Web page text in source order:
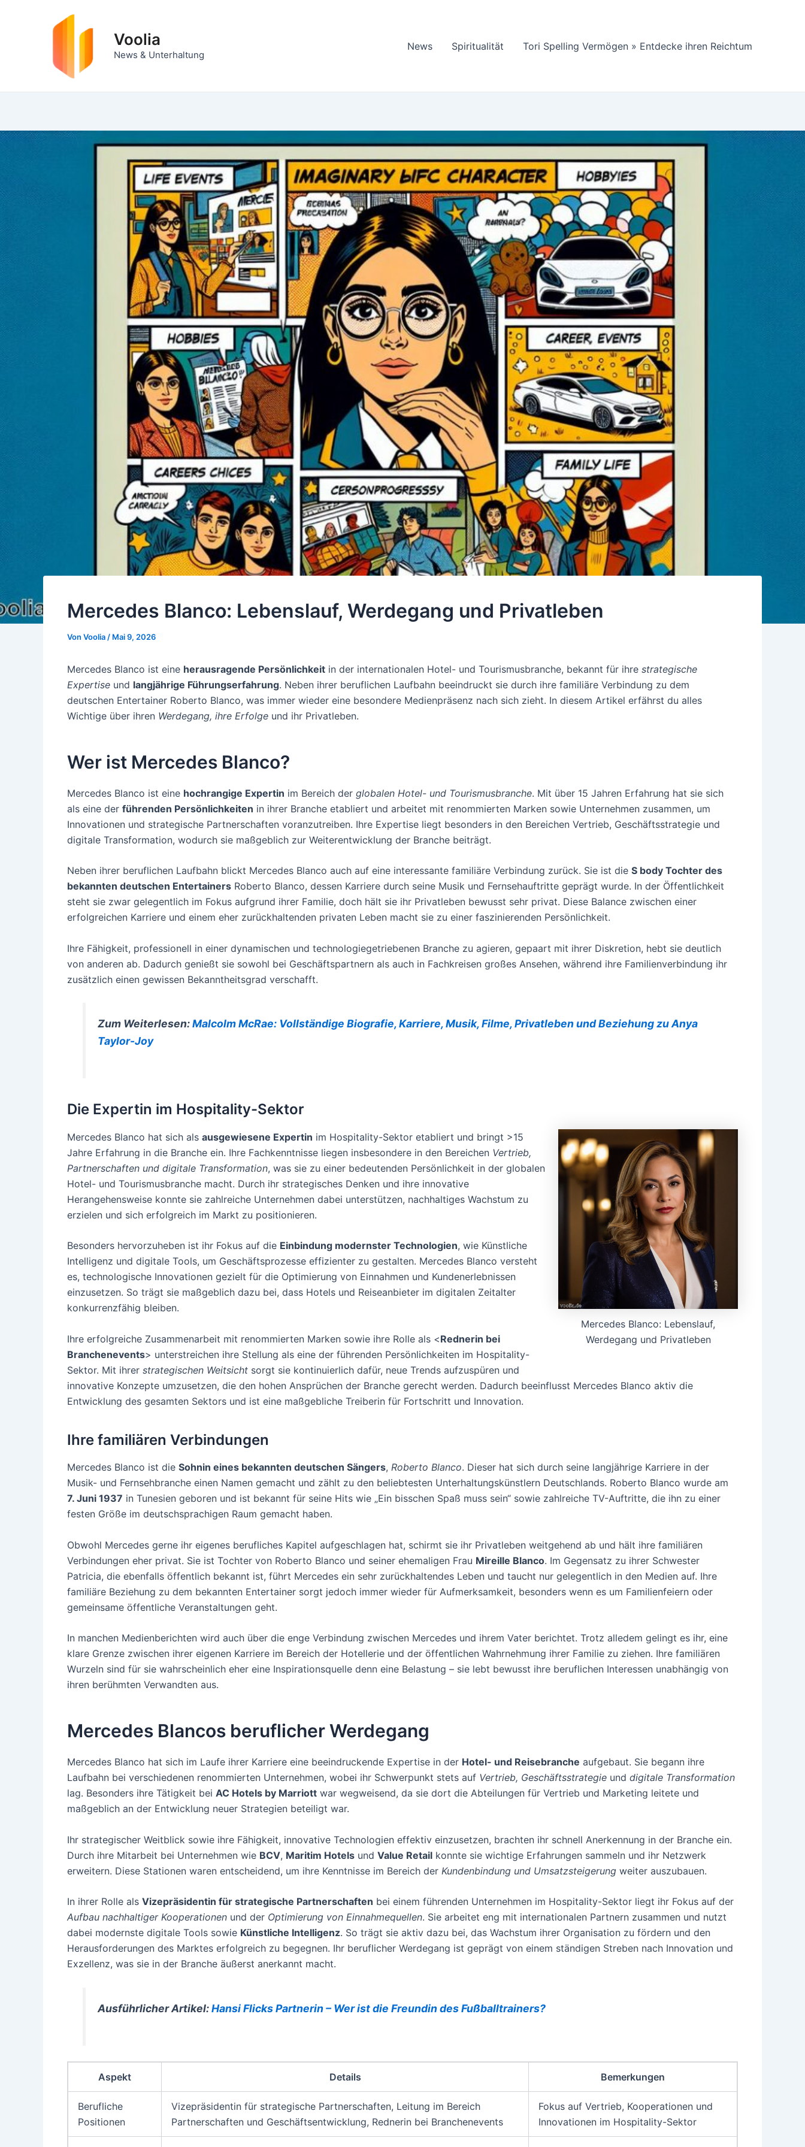
Voolia
News & Unterhaltung
News Spiritualität Tori Spelling Vermögen » Entdecke ihren Reichtum
Mercedes Blanco: Lebenslauf, Werdegang und Privatleben
Von Voolia / Mai 9, 2026
Mercedes Blanco ist eine herausragende Persönlichkeit in der internationalen Hotel- und Tourismusbranche, bekannt für ihre strategische
Expertise und langjährige Führungserfahrung. Neben ihrer beruflichen Laufbahn beeindruckt sie durch ihre familiäre Verbindung zu dem
deutschen Entertainer Roberto Blanco, was immer wieder eine besondere Medienpräsenz nach sich zieht. In diesem Artikel erfährst du alles
Wichtige über ihren Werdegang, ihre Erfolge und ihr Privatleben.
Wer ist Mercedes Blanco?
Mercedes Blanco ist eine hochrangige Expertin im Bereich der globalen Hotel- und Tourismusbranche. Mit über 15 Jahren Erfahrung hat sie sich
als eine der führenden Persönlichkeiten in ihrer Branche etabliert und arbeitet mit renommierten Marken sowie Unternehmen zusammen, um
Innovationen und strategische Partnerschaften voranzutreiben. Ihre Expertise liegt besonders in den Bereichen Vertrieb, Geschäftsstrategie und
digitale Transformation, wodurch sie maßgeblich zur Weiterentwicklung der Branche beiträgt.
Neben ihrer beruflichen Laufbahn blickt Mercedes Blanco auch auf eine interessante familiäre Verbindung zurück. Sie ist die S body Tochter des
bekannten deutschen Entertainers Roberto Blanco, dessen Karriere durch seine Musik und Fernsehauftritte geprägt wurde. In der Öffentlichkeit
steht sie zwar gelegentlich im Fokus aufgrund ihrer Familie, doch hält sie ihr Privatleben bewusst sehr privat. Diese Balance zwischen einer
erfolgreichen Karriere und einem eher zurückhaltenden privaten Leben macht sie zu einer faszinierenden Persönlichkeit.
Ihre Fähigkeit, professionell in einer dynamischen und technologiegetriebenen Branche zu agieren, gepaart mit ihrer Diskretion, hebt sie deutlich
von anderen ab. Dadurch genießt sie sowohl bei Geschäftspartnern als auch in Fachkreisen großes Ansehen, während ihre Familienverbindung ihr
zusätzlich einen gewissen Bekanntheitsgrad verschafft.
Zum Weiterlesen:Malcolm McRae: Vollständige Biografie, Karriere, Musik, Filme, Privatleben und Beziehung zu Anya
Taylor-Joy
Die Expertin im Hospitality-Sektor
Mercedes Blanco: Lebenslauf,
Werdegang und Privatleben
Mercedes Blanco hat sich als ausgewiesene Expertin im Hospitality-Sektor etabliert und bringt >15
Jahre Erfahrung in die Branche ein. Ihre Fachkenntnisse liegen insbesondere in den Bereichen Vertrieb,
Partnerschaften und digitale Transformation, was sie zu einer bedeutenden Persönlichkeit in der globalen
Hotel- und Tourismusbranche macht. Durch ihr strategisches Denken und ihre innovative
Herangehensweise konnte sie zahlreiche Unternehmen dabei unterstützen, nachhaltiges Wachstum zu
erzielen und sich erfolgreich im Markt zu positionieren.
Besonders hervorzuheben ist ihr Fokus auf die Einbindung modernster Technologien, wie Künstliche
Intelligenz und digitale Tools, um Geschäftsprozesse effizienter zu gestalten. Mercedes Blanco versteht
es, technologische Innovationen gezielt für die Optimierung von Einnahmen und Kundenerlebnissen
einzusetzen. So trägt sie maßgeblich dazu bei, dass Hotels und Reiseanbieter im digitalen Zeitalter
konkurrenzfähig bleiben.
Ihre erfolgreiche Zusammenarbeit mit renommierten Marken sowie ihre Rolle als <Rednerin bei
Branchenevents> unterstreichen ihre Stellung als eine der führenden Persönlichkeiten im Hospitality-
Sektor. Mit ihrer strategischen Weitsicht sorgt sie kontinuierlich dafür, neue Trends aufzuspüren und
innovative Konzepte umzusetzen, die den hohen Ansprüchen der Branche gerecht werden. Dadurch beeinflusst Mercedes Blanco aktiv die
Entwicklung des gesamten Sektors und ist eine maßgebliche Treiberin für Fortschritt und Innovation.
Ihre familiären Verbindungen
Mercedes Blanco ist die Sohnin eines bekannten deutschen Sängers, Roberto Blanco. Dieser hat sich durch seine langjährige Karriere in der
Musik- und Fernsehbranche einen Namen gemacht und zählt zu den beliebtesten Unterhaltungskünstlern Deutschlands. Roberto Blanco wurde am
7. Juni 1937 in Tunesien geboren und ist bekannt für seine Hits wie „Ein bisschen Spaß muss sein“ sowie zahlreiche TV-Auftritte, die ihn zu einer
festen Größe im deutschsprachigen Raum gemacht haben.
Obwohl Mercedes gerne ihr eigenes berufliches Kapitel aufgeschlagen hat, schirmt sie ihr Privatleben weitgehend ab und hält ihre familiären
Verbindungen eher privat. Sie ist Tochter von Roberto Blanco und seiner ehemaligen Frau Mireille Blanco. Im Gegensatz zu ihrer Schwester
Patricia, die ebenfalls öffentlich bekannt ist, führt Mercedes ein sehr zurückhaltendes Leben und taucht nur gelegentlich in den Medien auf. Ihre
familiäre Beziehung zu dem bekannten Entertainer sorgt jedoch immer wieder für Aufmerksamkeit, besonders wenn es um Familienfeiern oder
gemeinsame öffentliche Veranstaltungen geht.
In manchen Medienberichten wird auch über die enge Verbindung zwischen Mercedes und ihrem Vater berichtet. Trotz alledem gelingt es ihr, eine
klare Grenze zwischen ihrer eigenen Karriere im Bereich der Hotellerie und der öffentlichen Wahrnehmung ihrer Familie zu ziehen. Ihre familiären
Wurzeln sind für sie wahrscheinlich eher eine Inspirationsquelle denn eine Belastung – sie lebt bewusst ihre beruflichen Interessen unabhängig von
ihren berühmten Verwandten aus.
Mercedes Blancos beruflicher Werdegang
Mercedes Blanco hat sich im Laufe ihrer Karriere eine beeindruckende Expertise in der Hotel- und Reisebranche aufgebaut. Sie begann ihre
Laufbahn bei verschiedenen renommierten Unternehmen, wobei ihr Schwerpunkt stets auf Vertrieb, Geschäftsstrategie und digitale Transformation
lag. Besonders ihre Tätigkeit bei AC Hotels by Marriott war wegweisend, da sie dort die Abteilungen für Vertrieb und Marketing leitete und
maßgeblich an der Entwicklung neuer Strategien beteiligt war.
Ihr strategischer Weitblick sowie ihre Fähigkeit, innovative Technologien effektiv einzusetzen, brachten ihr schnell Anerkennung in der Branche ein.
Durch ihre Mitarbeit bei Unternehmen wie BCV, Maritim Hotels und Value Retail konnte sie wichtige Erfahrungen sammeln und ihr Netzwerk
erweitern. Diese Stationen waren entscheidend, um ihre Kenntnisse im Bereich der Kundenbindung und Umsatzsteigerung weiter auszubauen.
In ihrer Rolle als Vizepräsidentin für strategische Partnerschaften bei einem führenden Unternehmen im Hospitality-Sektor liegt ihr Fokus auf der
Aufbau nachhaltiger Kooperationen und der Optimierung von Einnahmequellen. Sie arbeitet eng mit internationalen Partnern zusammen und nutzt
dabei modernste digitale Tools sowie Künstliche Intelligenz. So trägt sie aktiv dazu bei, das Wachstum ihrer Organisation zu fördern und den
Herausforderungen des Marktes erfolgreich zu begegnen. Ihr beruflicher Werdegang ist geprägt von einem ständigen Streben nach Innovation und
Exzellenz, was sie in der Branche äußerst anerkannt macht.
Ausführlicher Artikel:Hansi Flicks Partnerin – Wer ist die Freundin des Fußballtrainers?
Aspekt Details Bemerkungen
Berufliche
Positionen
Vizepräsidentin für strategische Partnerschaften, Leitung im Bereich
Partnerschaften und Geschäftsentwicklung, Rednerin bei Branchenevents
Fokus auf Vertrieb, Kooperationen und
Innovationen im Hospitality-Sektor